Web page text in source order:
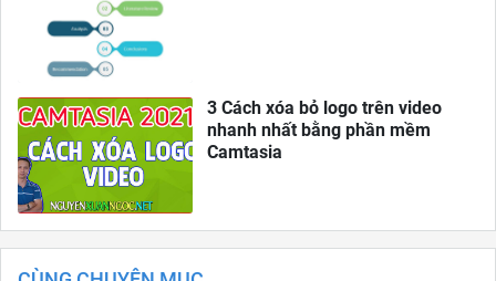
3 Cách xóa bỏ logo trên video
nhanh nhất bằng phần mềm
Camtasia